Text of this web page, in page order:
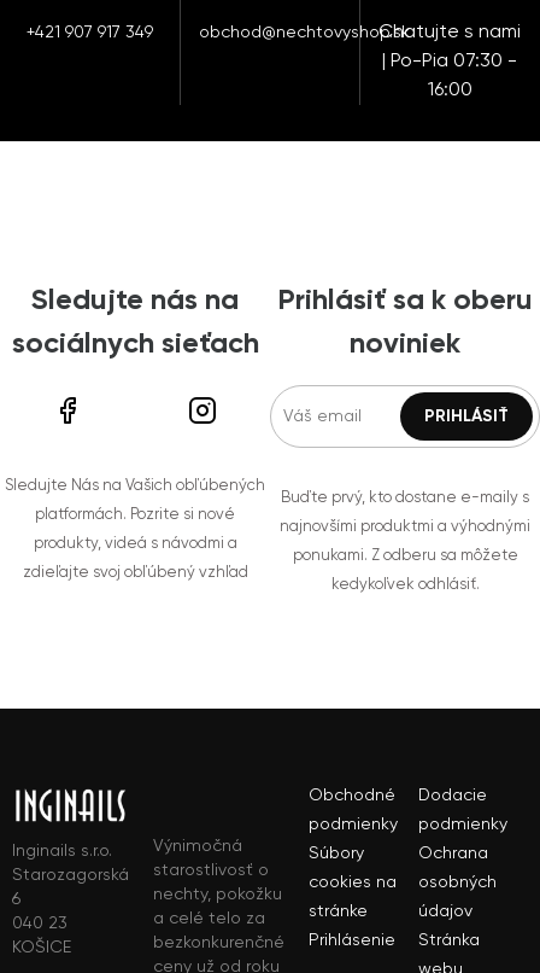
+421 907 917 349 obchod@nechtovyshop.skChatujte s nami
| Po-Pia 07:30 -
16:00
Sledujte nás na
sociálnych sieťach
Sledujte Nás na Vašich obľúbených
platformách. Pozrite si nové
produkty, videá s návodmi a
zdieľajte svoj obľúbený vzhľad
Prihlásiť sa k oberu
noviniek
Buďte prvý, kto dostane e-maily s
najnovšími produktmi a výhodnými
ponukami. Z odberu sa môžete
kedykoľvek odhlásiť.
Inginails s.r.o.
Starozagorská
6
040 23
KOŠICE
Výnimočná
starostlivosť o
nechty, pokožku
a celé telo za
bezkonkurenčné
ceny už od roku
Obchodné
podmienky
Dodacie
podmienky
Súbory
cookies na
stránke
Ochrana
osobných
údajov
Prihlásenie
Stránka
webu